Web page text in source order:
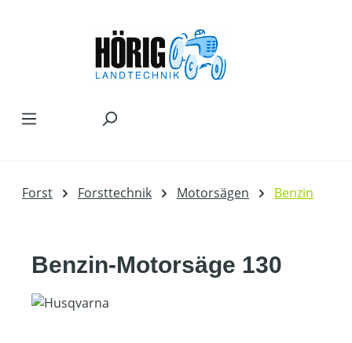
Forst Forsttechnik Motorsägen Benzin
Benzin-Motorsäge 130